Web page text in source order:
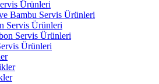
Ürünleri
Bambu Servis Ürünleri
Servis Ürünleri
Servis Ürünleri
Ürünleri